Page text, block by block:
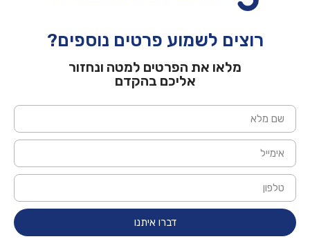
רוצים לשמוע פרטים נוספים?
מלאו את הפרטים למטה ונחזור
אליכם בהקדם
דברו איתנו